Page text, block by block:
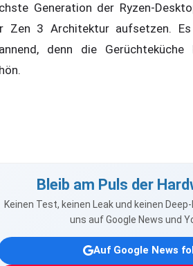
Generation der Ryzen-
Zen 3 Architektur aufsetzen.
denn die
Bleib am Puls der
Keinen Test, keinen Leak und keinen
uns auf Google News und
Auf Google News